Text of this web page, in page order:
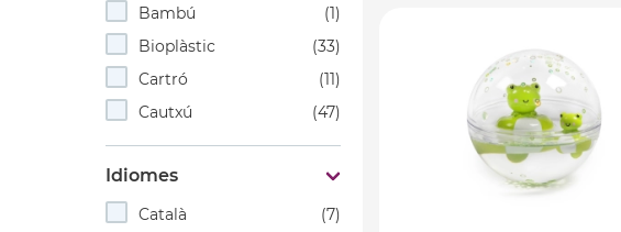
Bambú
(1)
Bioplàstic
(33)
Cartró
(11)
Cautxú
(47)
Idiomes
Català
(7)